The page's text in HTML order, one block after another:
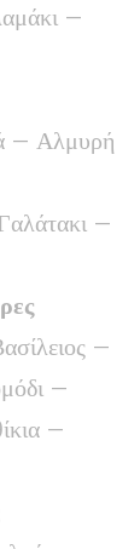
–
– Αλμυρή
–
–
–
–